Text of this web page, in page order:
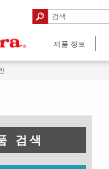
제품 정보
검색